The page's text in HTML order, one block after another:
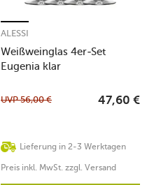
Weißweinglas 4er-Set
Eugenia klar
ALESSI
Lieferung in 2-3 Werktagen
UVP56,00 € 47,60 €
Preis inkl. MwSt. zzgl. Versand